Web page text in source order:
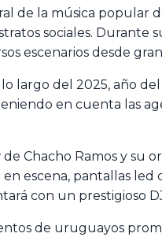
de la música popular
sociales.
escenarios desde
largo del 2025, año
en cuenta las
Chacho Ramos y su
escena, pantallas
con un prestigioso
de uruguayos